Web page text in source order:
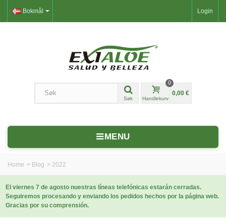
Login
Bokmål
Søk Handlekurv
0
0,00 €
MENU
Home > Blog > 2022
El viernes 7 de agosto nuestras líneas telefónicas estarán cerradas.
Seguiremos procesando y enviando los pedidos hechos por la página web.
Gracias por su comprensión.